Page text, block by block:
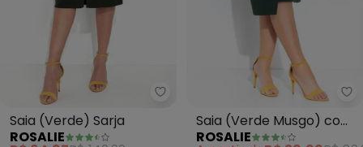
Rosalie - Saia (Verde) Sarja
Saia (Verde) Sarja
ROSALIE
Saia (Verde Musgo) com
Fenda
ROSALIE